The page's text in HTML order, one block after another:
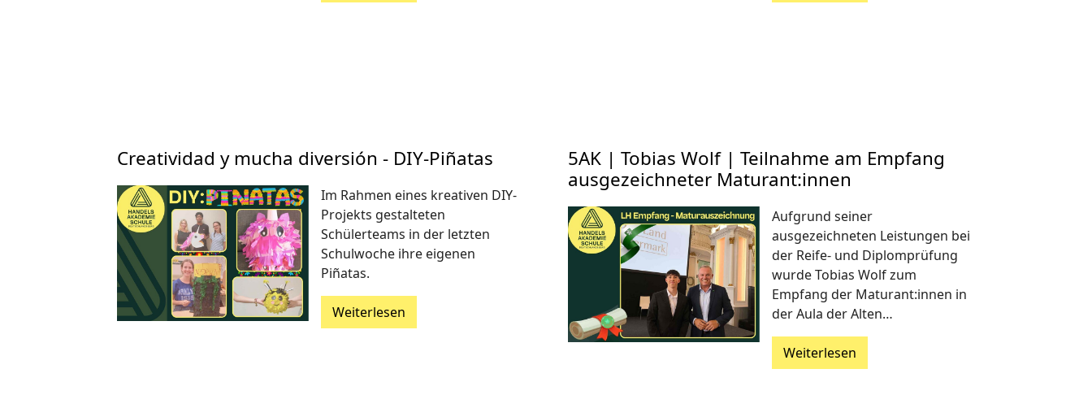
Creatividad y mucha diversión - DIY-Piñatas
Im Rahmen eines kreativen DIY-
Projekts gestalteten
Schülerteams in der letzten
Schulwoche ihre eigenen
Piñatas.
Weiterlesen
5AK | Tobias Wolf | Teilnahme am Empfang
ausgezeichneter Maturant:innen
Aufgrund seiner
ausgezeichneten Leistungen bei
der Reife- und Diplomprüfung
wurde Tobias Wolf zum
Empfang der Maturant:innen in
der Aula der Alten…
Weiterlesen